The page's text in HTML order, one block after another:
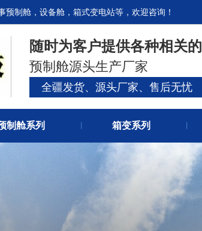
制舱，设备舱，箱式变电站等，欢迎咨询！
随时为客户提供各种相关的
预制舱源头生产厂家
全疆发货、源头厂家、售后无忧
制舱系列 箱变系列